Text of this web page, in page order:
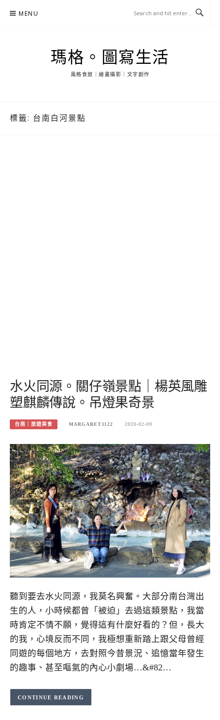
MENU
瑪格。圖寫生活
風格食旅｜繪畫攝影｜文字創作
標籤: 台南白河景點
水火同源。關仔嶺景點｜楊英風雕
塑麒麟傳說。吊燈果奇景
台南｜旅遊美食 MARGARET1122 2020-02-09
聽到要去水火同源，我莫名興奮。大部分南台灣出
生的人，小時候都曾「被迫」去過這類景點，我當
時肯定不情不願，覺得這有什麼好看的？但，長大
的我，心境反而不同，我極想重新踏上跟父母曾經
同遊的每個地方，去對照今昔景況、追憶當年發生
的趣事、甚至嘔氣的內心小劇場…&#82…
CONTINUE READING